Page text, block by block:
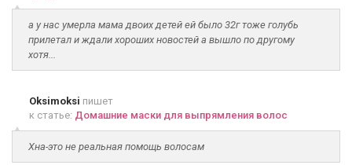
а у нас умерла мама двоих детей ей было 32г тоже голубь
прилетал и ждали хороших новостей а вышло по другому
хотя...
Oksimoksi пишет
к статье: Домашние маски для выпрямления волос
Хна-это не реальная помощь волосам